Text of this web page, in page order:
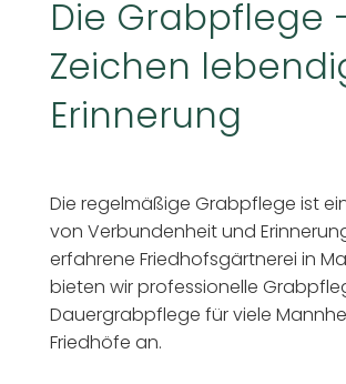
Die Grabpflege
Zeichen
Erinnerung
Die regelmäßige Grabpflege ist
von Verbundenheit und
erfahrene Friedhofsgärtnerei in
bieten wir professionelle
Dauergrabpflege für viele
Friedhöfe an.